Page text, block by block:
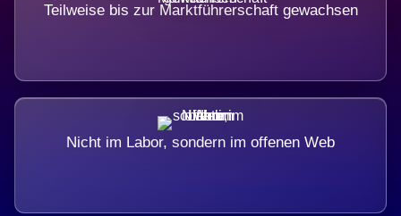
Teilweise bis zur Marktführerschaft gewachsen
Nicht im Labor, sondern im offenen Web